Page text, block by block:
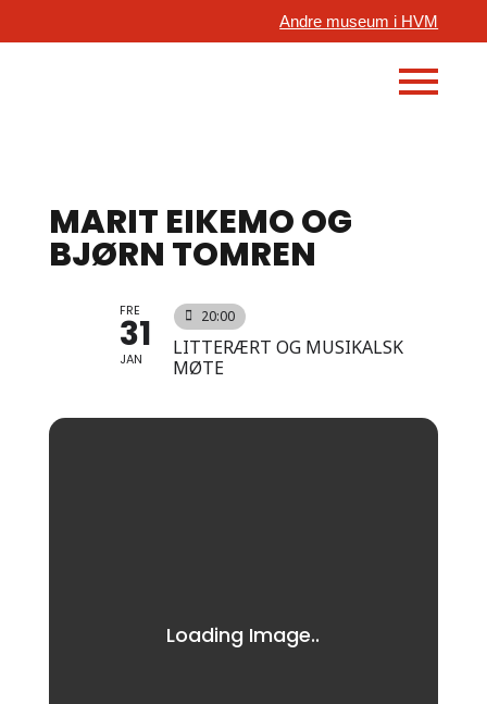
Andre museum i HVM
MARIT EIKEMO OG
BJØRN TOMREN
FRE
31
JAN
20:00
LITTERÆRT OG MUSIKALSK
MØTE